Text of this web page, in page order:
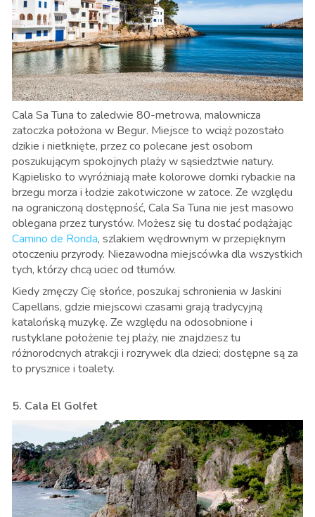
Cala Sa Tuna to zaledwie 80-metrowa, malownicza
zatoczka położona w Begur. Miejsce to wciąż pozostało
dzikie i nietknięte, przez co polecane jest osobom
poszukującym spokojnych plaży w sąsiedztwie natury.
Kąpielisko to wyróżniają małe kolorowe domki rybackie na
brzegu morza i łodzie zakotwiczone w zatoce. Ze względu
na ograniczoną dostępność, Cala Sa Tuna nie jest masowo
oblegana przez turystów. Możesz się tu dostać podążając
Camino de Ronda, szlakiem wędrownym w przepięknym
otoczeniu przyrody. Niezawodna miejscówka dla wszystkich
tych, którzy chcą uciec od tłumów.
Kiedy zmęczy Cię słońce, poszukaj schronienia w Jaskini
Capellans, gdzie miejscowi czasami grają tradycyjną
katalońską muzykę. Ze względu na odosobnione i
rustyklane położenie tej plaży, nie znajdziesz tu
różnorodcnych atrakcji i rozrywek dla dzieci; dostępne są za
to prysznice i toalety.
5. Cala El Golfet